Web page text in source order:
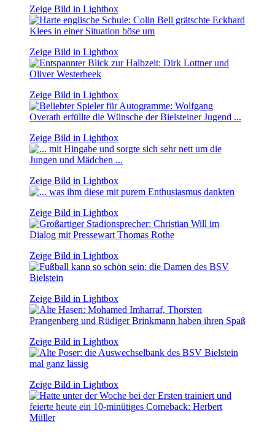
Zeige Bild in Lightbox
Zeige Bild in Lightbox
Zeige Bild in Lightbox
Zeige Bild in Lightbox
Zeige Bild in Lightbox
Zeige Bild in Lightbox
Zeige Bild in Lightbox
Zeige Bild in Lightbox
Zeige Bild in Lightbox
Zeige Bild in Lightbox